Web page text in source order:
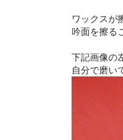
ワックスが
吟面を擦る
下記画像の
自分で磨い